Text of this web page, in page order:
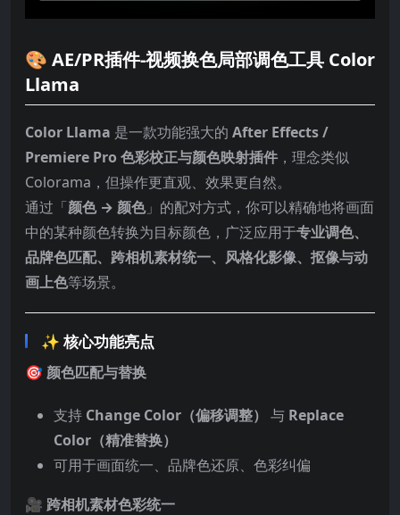
🎨 AE/PR插件-视频换色局部调色工具 Color
Llama
Color Llama 是一款功能强大的 After Effects /
Premiere Pro 色彩校正与颜色映射插件 ，理念类似
Colorama，但操作更直观、效果更自然。
通过「颜色 → 颜色」的配对方式，你可以精确地将画面
中的某种颜色转换为目标颜色，广泛应用于专业调色、
品牌色匹配、跨相机素材统一、风格化影像、抠像与动
画上色等场景。
✨ 核心功能亮点
🎯 颜色匹配与替换
支持 Change Color（偏移调整） 与 Replace
Color（精准替换）
可用于画面统一、品牌色还原、色彩纠偏
🎥 跨相机素材色彩统一